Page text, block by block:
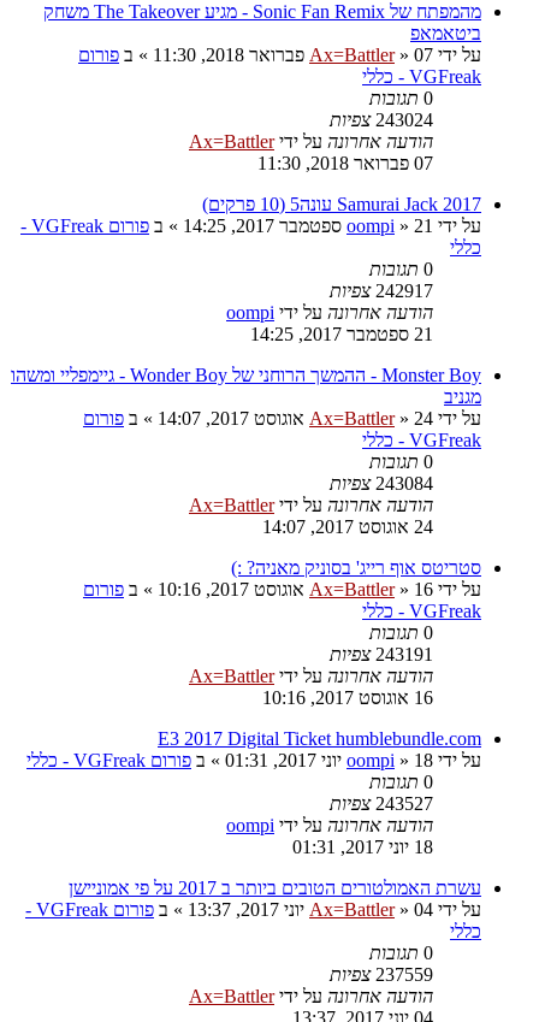
מהמפתח של Sonic Fan Remix - מגיע The Takeover משחק
ביטאמאפ
על ידי
Ax=Battler» 07 פברואר 2018, 11:30 » ב פורום
VGFreak - כללי
0 תגובות
243024 צפיות
הודעה אחרונה על ידיAx=Battler
07 פברואר 2018, 11:30
Samurai Jack 2017 עונה5 (10 פרקים)
על ידי
oompi » 21 ספטמבר 2017, 14:25 » ב
פורום VGFreak -
כללי
0 תגובות
242917 צפיות
הודעה אחרונה על ידי oompi
21 ספטמבר 2017, 14:25
Monster Boy - ההמשך הרוחני של Wonder Boy - גיימפליי ומשהו
מגניב
על ידי
Ax=Battler» 24 אוגוסט 2017, 14:07 » ב פורום
VGFreak - כללי
0 תגובות
243084 צפיות
הודעה אחרונה על ידיAx=Battler
24 אוגוסט 2017, 14:07
סטריטס אוף רייג' בסוניק מאניה? :)
על ידי
Ax=Battler» 16 אוגוסט 2017, 10:16 » ב פורום
VGFreak - כללי
0 תגובות
243191 צפיות
הודעה אחרונה על ידיAx=Battler
16 אוגוסט 2017, 10:16
E3 2017 Digital Ticket humblebundle.com
על ידי
oompi » 18 יוני 2017, 01:31 » ב פורום VGFreak - כללי
0 תגובות
243527 צפיות
הודעה אחרונה על ידי oompi
18 יוני 2017, 01:31
עשרת האמולטורים הטובים ביותר ב 2017 על פי אמוניישן
על ידי
Ax=Battler» 04 יוני 2017, 13:37 » ב
פורום VGFreak -
כללי
0 תגובות
237559 צפיות
הודעה אחרונה על ידיAx=Battler